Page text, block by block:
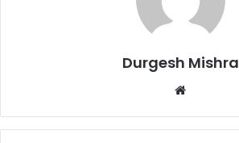
Durgesh Mishra
Website